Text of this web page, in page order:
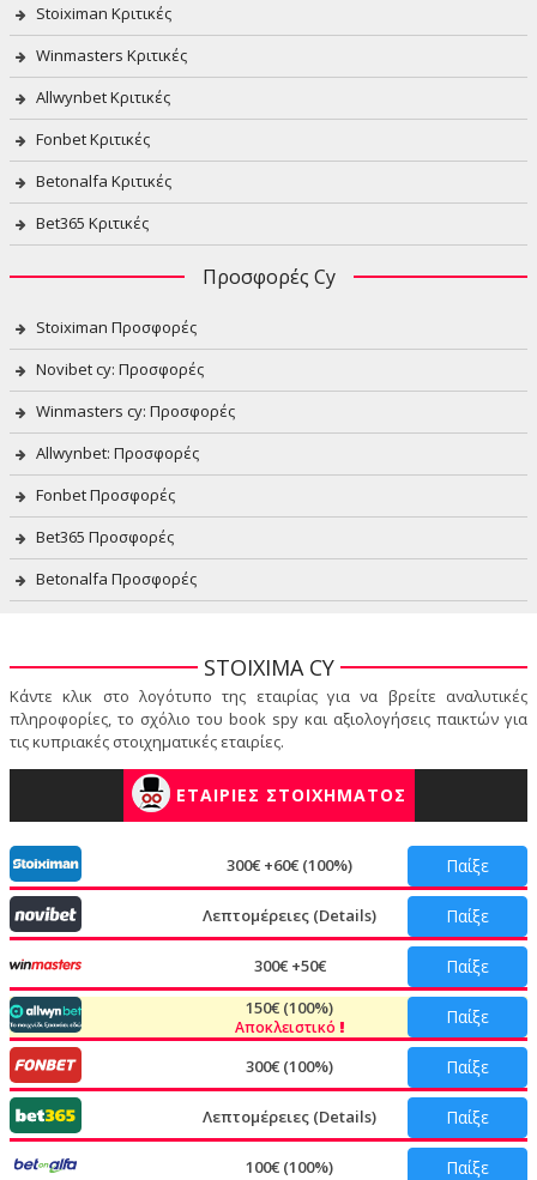
Stoiximan Κριτικές
Winmasters Κριτικές
Allwynbet Κριτικές
Fonbet Κριτικές
Betonalfa Κριτικές
Bet365 Κριτικές
Προσφορές Cy
Stoiximan Προσφορές
Novibet cy: Προσφορές
Winmasters cy: Προσφορές
Allwynbet: Προσφορές
Fonbet Προσφορές
Bet365 Προσφορές
Betonalfa Προσφορές
STOIXIMA CY
Κάντε κλικ στο λογότυπο της εταιρίας για να βρείτε αναλυτικές
πληροφορίες, το σχόλιο του book spy και αξιολογήσεις παικτών για
τις κυπριακές στοιχηματικές εταιρίες.
ΕΤΑΙΡΙΕΣ ΣΤΟΙΧΗΜΑΤΟΣ
300€ +60€ (100%) Παίξε
Λεπτομέρειες (Details) Παίξε
300€ +50€ Παίξε
150€ (100%)
Αποκλειστικό Παίξε
300€ (100%) Παίξε
Λεπτομέρειες (Details) Παίξε
100€ (100%) Παίξε